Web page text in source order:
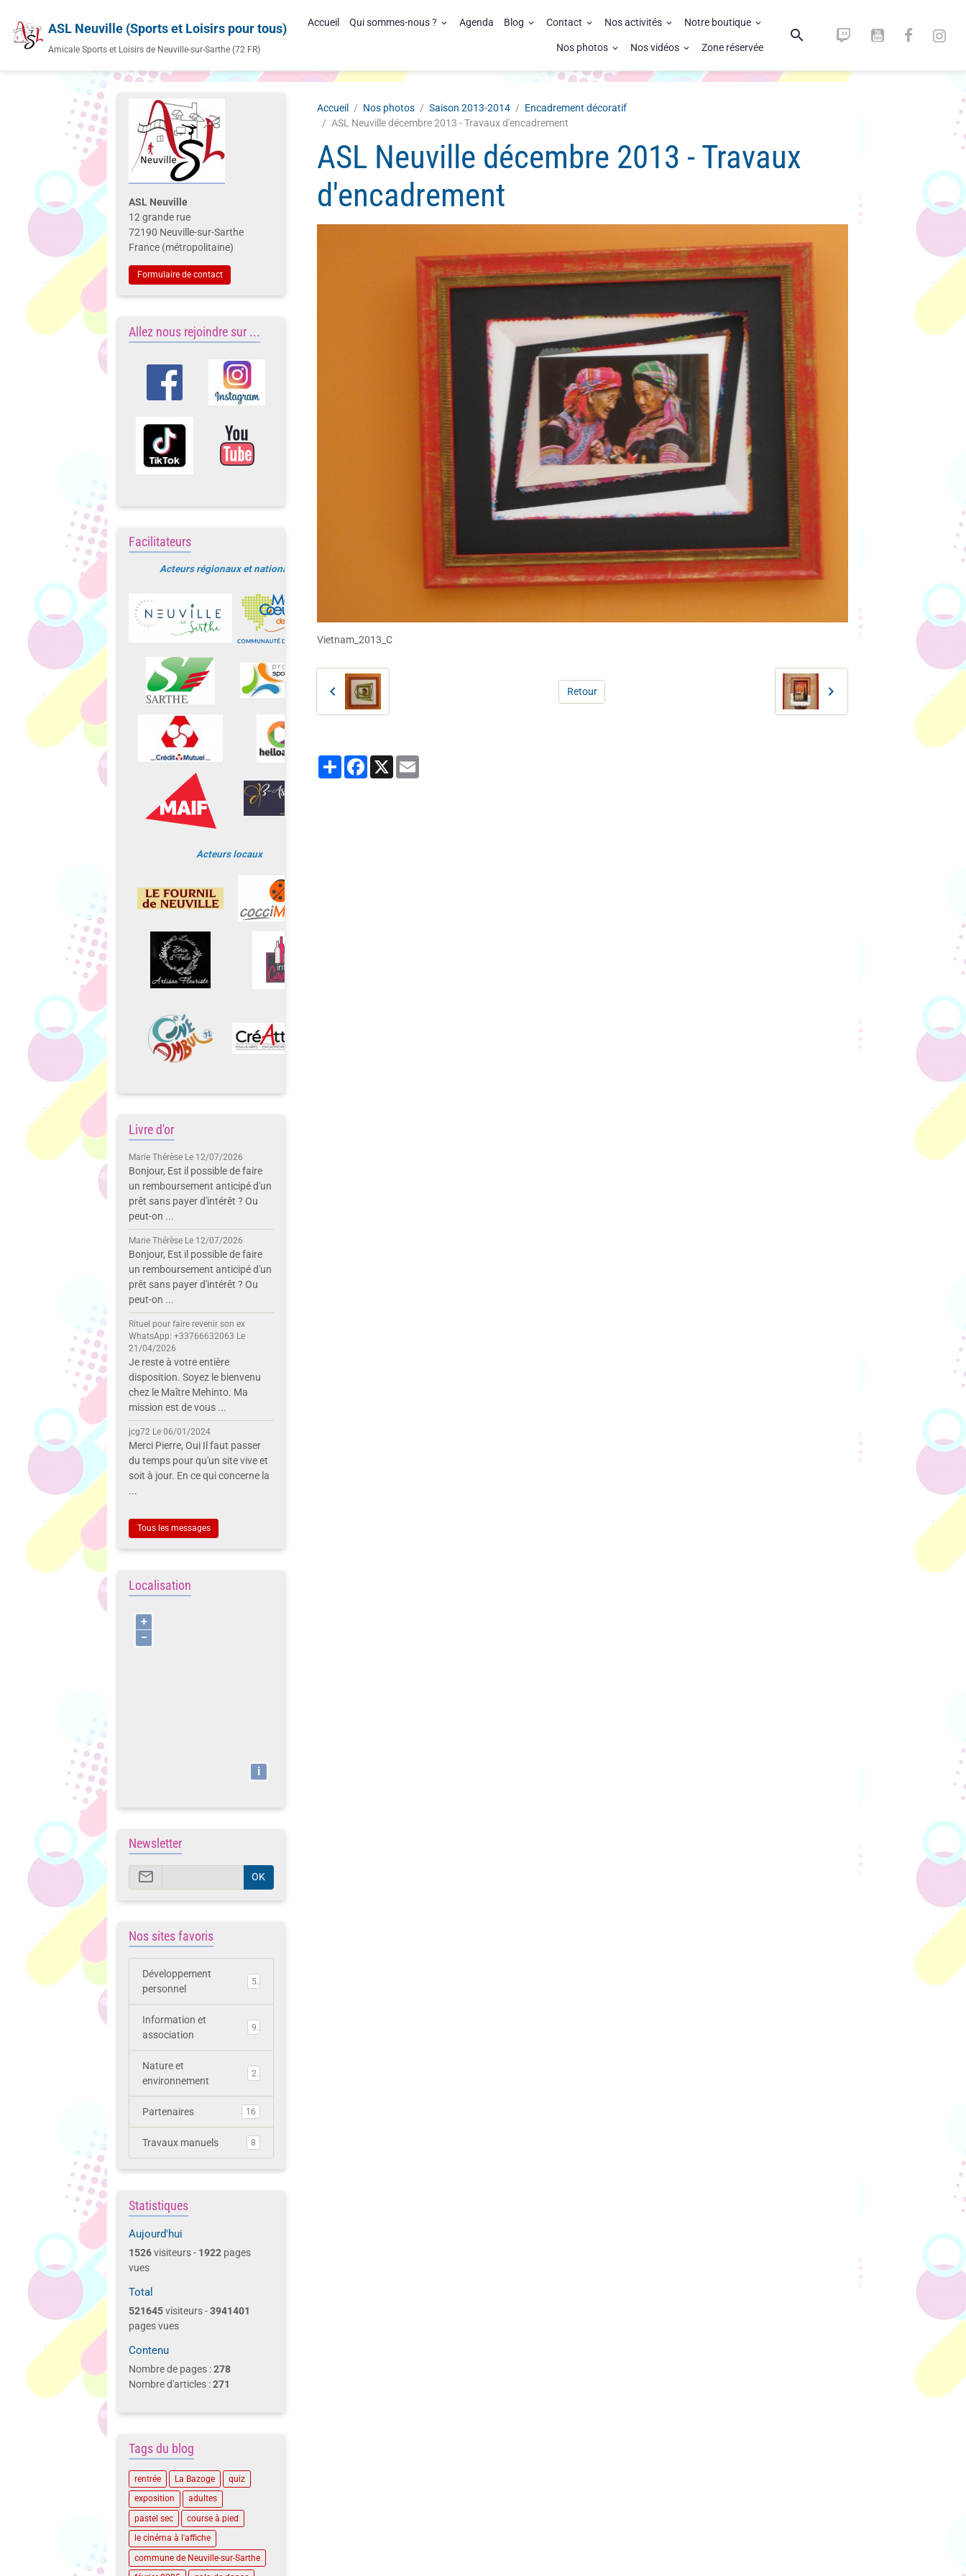
ASL Neuville (Sports et Loisirs pour tous)
Amicale Sports et Loisirs de Neuville-sur-Sarthe (72 FR)
Accueil Qui sommes-nous ? Agenda Blog Contact Nos activités Notre boutique
Nos photos Nos vidéos Zone réservée
Accueil Nos photos Saison 2013-2014
Encadrement décoratif
ASL Neuville décembre 2013 - Travaux d'encadrement
ASL Neuville décembre 2013 - Travaux
d'encadrement
Vietnam_2013_C
Retour
PartagerFacebook
X Email
ASL Neuville
12 grande rue
72190 Neuville-sur-Sarthe
France (métropolitaine)
Formulaire de contact
Allez nous rejoindre sur ...
Facilitateurs
Acteurs régionaux et nationaux
Acteurs locaux
Livre d'or
Marie Thérèse Le 12/07/2026
Bonjour, Est il possible de faire
un remboursement anticipé d'un
prêt sans payer d'intérêt ? Ou
peut-on ...
Marie Thérèse Le 12/07/2026
Bonjour, Est il possible de faire
un remboursement anticipé d'un
prêt sans payer d'intérêt ? Ou
peut-on ...
Rituel pour faire revenir son ex
WhatsApp: +33766632063 Le
21/04/2026
Je reste à votre entière
disposition. Soyez le bienvenu
chez le Maître Mehinto. Ma
mission est de vous ...
jcg72 Le 06/01/2024
Merci Pierre, Oui Il faut passer
du temps pour qu'un site vive et
soit à jour. En ce qui concerne la
...
Tous les messages
Localisation
+
−
i
Newsletter
OK
Nos sites favoris
Développement
personnel
5
Information et
association
9
Nature et
environnement
2
Partenaires 16
Travaux manuels 8
Statistiques
Aujourd'hui
1526visiteurs - 1922 pages
vues
Total
521645visiteurs -3941401
pages vues
Contenu
Nombre de pages :278
Nombre d'articles :271
Tags du blog
rentrée La Bazoge
quiz
exposition
adultes
pastel sec
course à pied
le cinéma à l'affiche
commune de Neuville-sur-Sarthe